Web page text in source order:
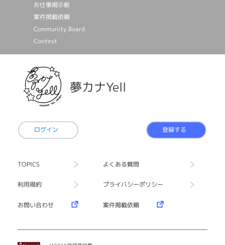
お仕事掲⽰板
案件掲載依頼
Community Board
Contest
夢カナYell
ログイン 登録する
TOPICS よくある質問
利用規約 プライバシーポリシー
お問い合わせ 案件掲載依頼